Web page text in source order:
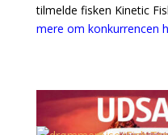
tilmelde fisken Kinetic
mere om konkurrencen